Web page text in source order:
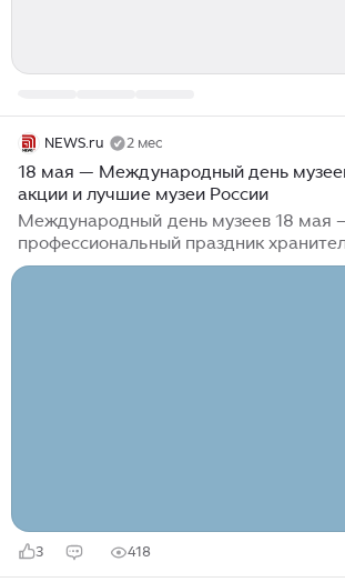
NEWS.ru 2 мес
18 мая — Международный день
акции и лучшие музеи России
Международный день музеев 18 мая
профессиональный праздник
и замечательный повод для каждого
3 418